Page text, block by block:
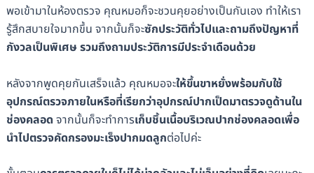
พอเข้ามาในห้องตรวจ คุณหมอก็จะชวนคุยอย่างเป็นกันเอง ทำให้เรา
รู้สึกสบายใจมากขึ้น จากนั้นก็จะซักประวัติทั่วไปและถามถึงปัญหาที่
กังวลเป็นพิเศษ รวมถึงถามประวัติการมีประจำเดือนด้วย
หลังจากพูดคุยกันเสร็จแล้ว คุณหมอจะให้ขึ้นขาหยั่งพร้อมกับใช้
อุปกรณ์ตรวจภายในหรือที่เรียกว่าอุปกรณ์ปากเป็ดมาตรวจดูด้านใน
ช่องคลอด จากนั้นก็จะทำการเก็บชิ้นเนื้อบริเวณปากช่องคลอดเพื่อ
นำไปตรวจคัดกรองมะเร็งปากมดลูกต่อไปค่ะ